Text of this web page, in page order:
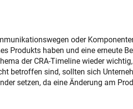
oder
Produkts haben und eine erneute
der CRA-Timeline wieder
betroffen sind, sollten sich
setzen, da eine Änderung am